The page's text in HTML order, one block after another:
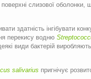
поверхні слизової
здатність інгібувати
перекису водню
види бактерій
salivarius пригнічує